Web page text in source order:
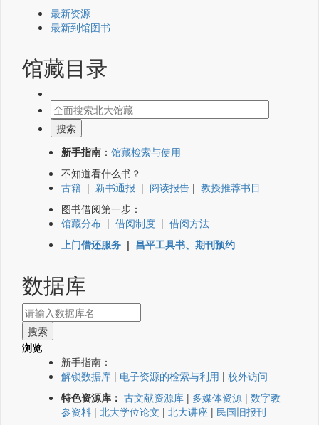
最新资源
最新到馆图书
馆藏目录
新手指南 ： 馆藏检索与使用
不知道看什么书？
古籍 | 新书通报 | 阅读报告 | 教授推荐书目
图书借阅第一步：
馆藏分布 | 借阅制度 | 借阅方法
上门借还服务 | 昌平工具书、期刊预约
数据库
浏览
新手指南：
解锁数据库 | 电子资源的检索与利用 | 校外访问
特色资源库： 古文献资源库 | 多媒体资源 | 数字教
参资料 | 北大学位论文 | 北大讲座 | 民国旧报刊